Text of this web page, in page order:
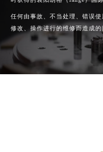
任何由事故、不当处理、错误
修改、操作进行的维修而造成的